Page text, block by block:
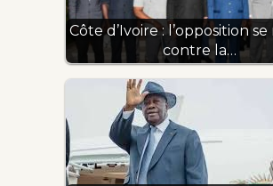
Côte d’Ivoire : l’opposition
contre la…